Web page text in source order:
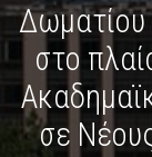
στο
σε